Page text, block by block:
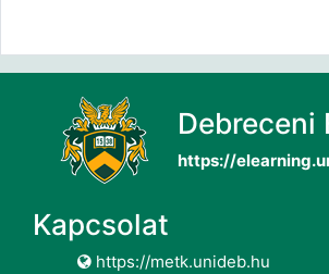
Debreceni
https://
Kapcsolat
https://metk.unideb.hu